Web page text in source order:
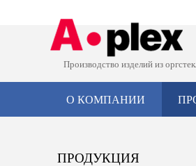
Производство изделий из
О КОМПАНИИ
ПРОДУКЦИЯ